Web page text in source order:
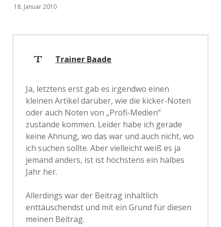
18. Januar 2010
Trainer Baade
Ja, letztens erst gab es irgendwo einen
kleinen Artikel darüber, wie die kicker-Noten
oder auch Noten von „Profi-Medien“
zustande kommen. Leider habe ich gerade
keine Ahnung, wo das war und auch nicht, wo
ich suchen sollte. Aber vielleicht weiß es ja
jemand anders, ist ist höchstens ein halbes
Jahr her.
Allerdings war der Beitrag inhaltlich
enttäuschendst und mit ein Grund für diesen
meinen Beitrag.